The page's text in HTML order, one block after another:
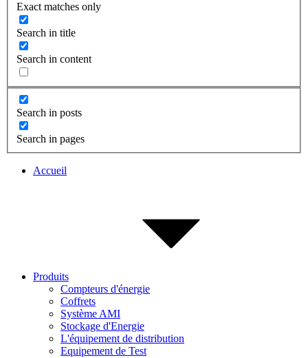
Exact matches only
Search in title
Search in content
Search in posts
Search in pages
Accueil
Produits
Compteurs d'énergie
Coffrets
Système AMI
Stockage d'Energie
L'équipement de distribution
Equipement de Test